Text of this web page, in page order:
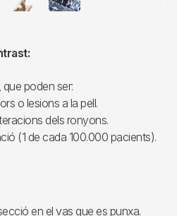
que poden ser:
o lesions a la pell.
dels ronyons.
(1 de cada 100.000 pacients).
en el vas que es punxa.